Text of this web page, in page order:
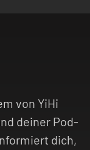
von YiHi
deiner Pod-
dich,